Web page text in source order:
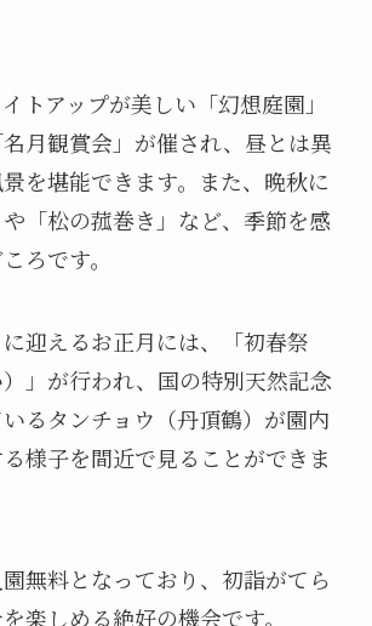
トアップが美しい「幻想庭園」
月観賞会」が催され、昼とは異
を堪能できます。また、晩秋に
「松の菰巻き」など、季節を感
ろです。
迎えるお正月には、「初春祭
）」が行われ、国の特別天然記念
るタンチョウ（丹頂鶴）が園内
様子を間近で見ることができま
無料となっており、初詣がてら
楽しめる絶好の機会です。